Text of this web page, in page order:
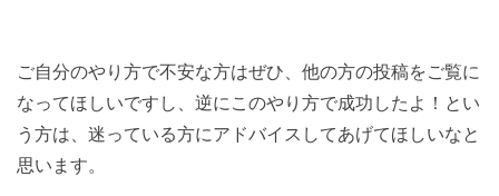
ご自分のやり方で不安な方はぜひ、他の方の投稿をご覧に
なってほしいですし、逆にこのやり方で成功したよ！とい
う方は、迷っている方にアドバイスしてあげてほしいなと
思います。